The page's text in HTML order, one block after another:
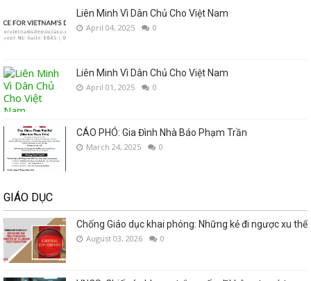
Liên Minh Vì Dân Chủ Cho Việt Nam
April 04, 2025 0
Liên Minh Vì Dân Chủ Cho Việt Nam
April 01, 2025 0
CÁO PHÓ: Gia Đình Nhà Báo Phạm Trần
March 24, 2025 0
GIÁO DỤC
Chống Giáo dục khai phóng: Những kẻ đi ngược xu thế
August 03, 2026 0